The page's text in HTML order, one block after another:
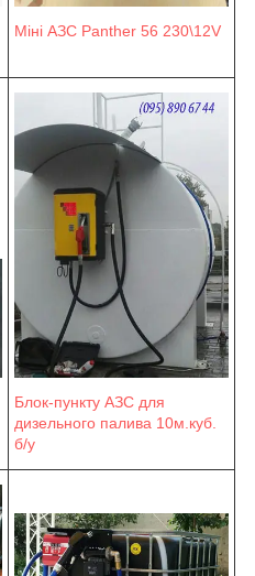
Міні АЗС Panther 56 230\12V
Блок-пункту АЗС для
дизельного палива 10м.куб.
б/у